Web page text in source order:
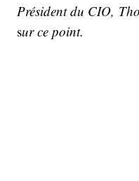
Président du CIO,
sur ce point.